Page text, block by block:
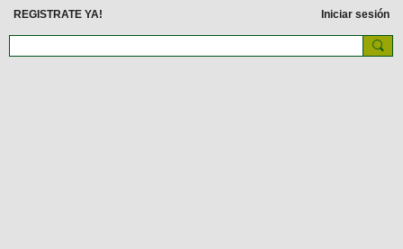
REGISTRATE YA! Iniciar sesión